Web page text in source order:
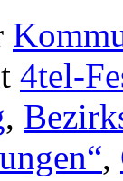
4tel-
,
,